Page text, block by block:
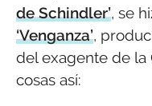
de Schindler’, se
‘Venganza’,
del exagente de la
cosas así: